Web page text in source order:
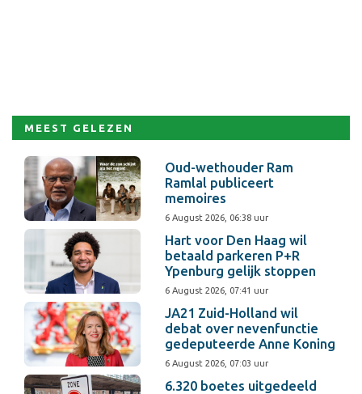
MEEST GELEZEN
Oud-wethouder Ram
Ramlal publiceert
memoires
6 August 2026, 06:38 uur
Hart voor Den Haag wil
betaald parkeren P+R
Ypenburg gelijk stoppen
6 August 2026, 07:41 uur
JA21 Zuid-Holland wil
debat over nevenfunctie
gedeputeerde Anne Koning
6 August 2026, 07:03 uur
6.320 boetes uitgedeeld